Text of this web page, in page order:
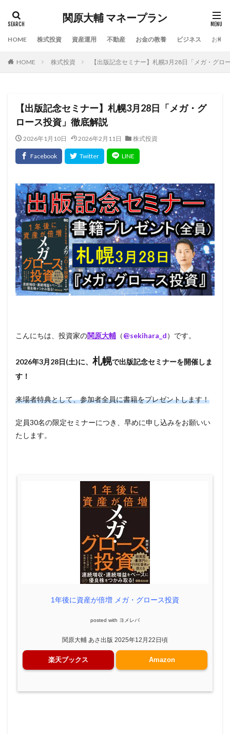
関原大輔 マネープラン
HOME 株式投資 資産運用 不動産 お金の教養 ビジネス お問
HOME 株式投資 【出版記念セミナー】札幌3月28日「メガ・グロ
【出版記念セミナー】札幌3月28日「メガ・グ
ロース投資」徹底解説
2026年1月10日 2026年2月11日 株式投資
こんにちは、投資家の関原大輔 （@sekihara_d）です。
2026年3月28日(土)に、 札幌で出版記念セミナーを開催しま
す！
来場者特典として、参加者全員に書籍をプレゼントします！
定員30名の限定セミナーにつき、早めに申し込みをお願いい
たします。
1年後に資産が倍増 メガ・グロース投資
posted with ヨメレバ
関原大輔 あさ出版 2025年12月22日頃
楽天ブックス Amazon